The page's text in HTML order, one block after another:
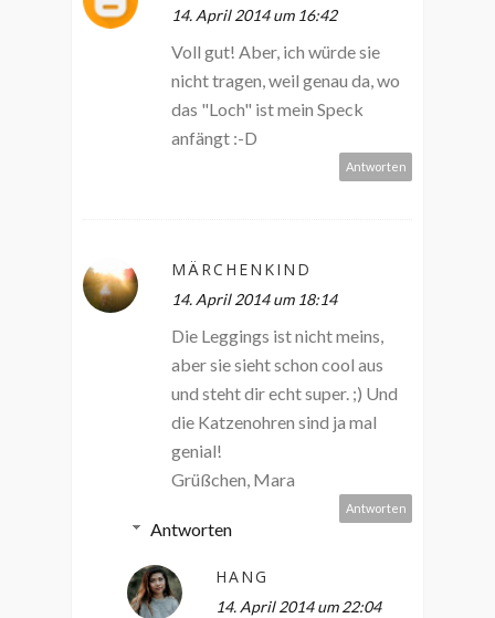
14. April 2014 um 16:42
Voll gut! Aber, ich würde sie
nicht tragen, weil genau da, wo
das "Loch" ist mein Speck
anfängt :-D
Antworten
MÄRCHENKIND
14. April 2014 um 18:14
Die Leggings ist nicht meins,
aber sie sieht schon cool aus
und steht dir echt super. ;) Und
die Katzenohren sind ja mal
genial!
Grüßchen, Mara
Antworten
Antworten
HANG
14. April 2014 um 22:04